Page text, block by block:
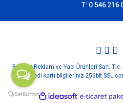
T: 0 546 216
Bozbey Reklam ve Yapı Ürünleri San. Tic.
Kredi kartı bilgileriniz 256bit SSL
ideasoft